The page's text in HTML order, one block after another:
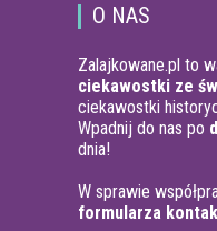
O NAS
Zalajkowane.pl to
ciekawostki ze
ciekawostki
Wpadnij do nas po
dnia!
W sprawie
formularza